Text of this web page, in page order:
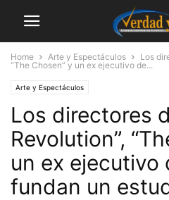
Home Arte y Espectáculos
Los
“The Chosen” y un ex ejecutivo de...
Arte y Espectáculos
Los directores
Revolution”,
un ex ejecutivo
fundan un